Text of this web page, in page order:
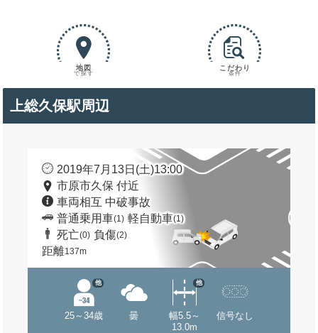
地図
で探す
こだわり
条件
上総久保駅周辺
2019年7月13日(土)13:00
市原市久保 付近
車両相互 中破事故
普通乗用車(1) 軽自動車(1)
死亡(0) 負傷(2)
距離137m
25～34歳
他
曇
幅5.5～
13.0m
他
信号なし